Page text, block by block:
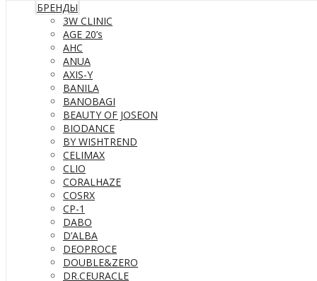
БРЕНДЫ
3W CLINIC
AGE 20’s
AHC
ANUA
AXIS-Y
BANILA
BANOBAGI
BEAUTY OF JOSEON
BIODANCE
BY WISHTREND
CELIMAX
CLIO
CORALHAZE
COSRX
CP-1
DABO
D’ALBA
DEOPROCE
DOUBLE&ZERO
DR.CEURACLE